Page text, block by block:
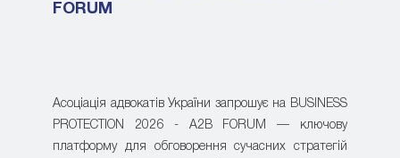
FORUM
Асоціація адвокатів України запрошує на BUSINESS
PROTECTION 2026 - A2B FORUM — ключову
платформу для обговорення сучасних стратегій